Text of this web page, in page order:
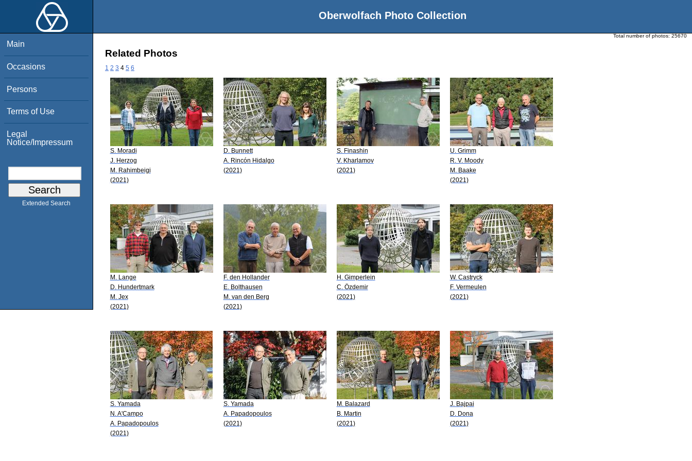
Oberwolfach Photo Collection
Main
Occasions
Persons
Terms of Use
Legal
Notice/Impressum
Extended Search
Total number of photos: 25670
Related Photos
1 2 3 4 5 6
S. Moradi
J. Herzog
M. Rahimbeigi
(2021)
D. Bunnett
A. Rincón Hidalgo
(2021)
S. Finashin
V. Kharlamov
(2021)
U. Grimm
R. V. Moody
M. Baake
(2021)
M. Lange
D. Hundertmark
M. Jex
(2021)
F. den Hollander
E. Bolthausen
M. van den Berg
(2021)
H. Gimperlein
C. Özdemir
(2021)
W. Castryck
F. Vermeulen
(2021)
S. Yamada
N. A'Campo
A. Papadopoulos
(2021)
S. Yamada
A. Papadopoulos
(2021)
M. Balazard
B. Martin
(2021)
J. Bajpai
D. Dona
(2021)